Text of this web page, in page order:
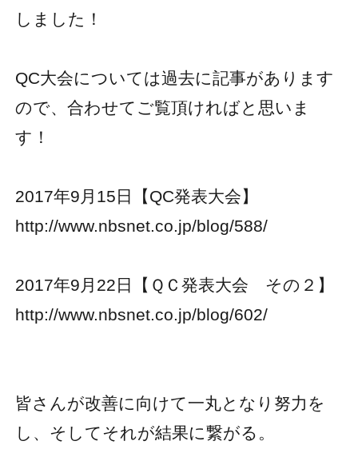
しました！
QC大会については過去に記事があります
ので、合わせてご覧頂ければと思いま
す！
2017年9月15日【QC発表大会】
http://www.nbsnet.co.jp/blog/588/
2017年9月22日【ＱＣ発表大会 その２】
http://www.nbsnet.co.jp/blog/602/
皆さんが改善に向けて一丸となり努力を
し、そしてそれが結果に繋がる。